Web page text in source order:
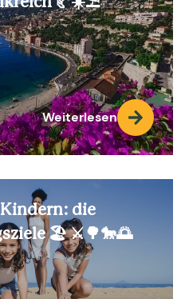
Weiterlesen
die
🏖️ ⚔️🌳🐎🌅